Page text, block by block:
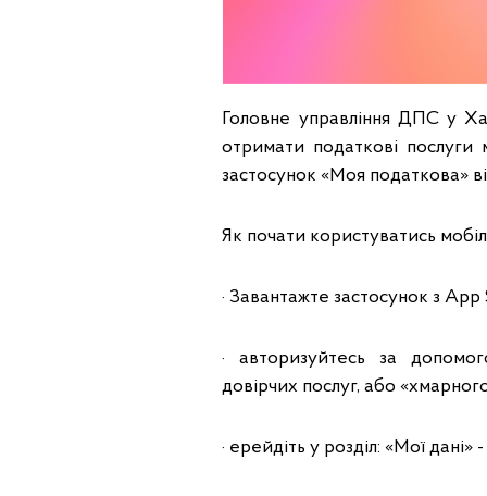
Головне управління ДПС у
отримати податкові
застосунок «Моя податкова»
Як почати користуватись
· Завантажте застосунок з
· авторизуйтесь за
довірчих послуг, або
· ерейдіть у розділ: «Мої